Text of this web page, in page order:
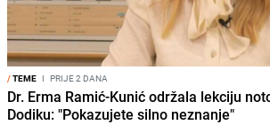
/TEME I PRIJE 2 DANA
Dr. Erma Ramić-Kunić održala lekciju
Dodiku: "Pokazujete silno neznanje"